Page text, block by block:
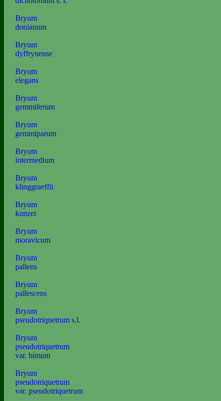
Bryum
donianum
Bryum
dyffrynense
Bryum
elegans
Bryum
gemmiferum
Bryum
gemmiparum
Bryum
intermedium
Bryum
klinggraeffii
Bryum
kunzei
Bryum
moravicum
Bryum
pallens
Bryum
pallescens
Bryum
pseudotriquetrum s.l.
Bryum
pseudotriquetrum
var. bimum
Bryum
pseudotriquetrum
var. pseudotriquetrum